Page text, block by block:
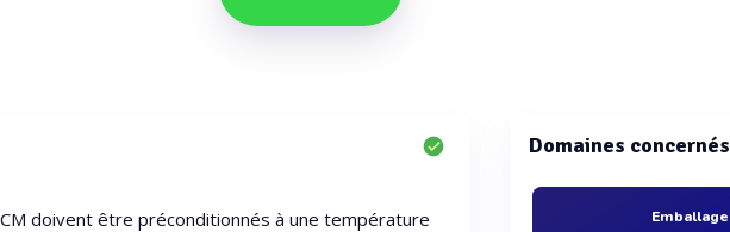
doivent être préconditionnés à une température
Domaines concernés
Emballage